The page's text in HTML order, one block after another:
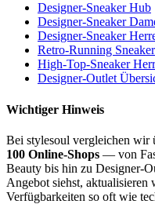
Designer-Sneaker Hub
Designer-Sneaker
Designer-Sneaker
Retro-Running Sneaker
High-Top-Sneaker
Designer-Outlet
Wichtiger Hinweis
Bei stylesoul vergleichen wir
100 Online-Shops — von
Beauty bis hin zu Designer-
Angebot siehst, aktualisieren
Verfügbarkeiten so oft wie